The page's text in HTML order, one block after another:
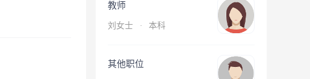
教师
刘女士 · 本科
其他职位